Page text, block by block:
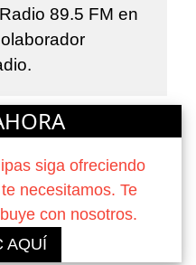
89.5 FM en
siga ofreciendo
necesitamos. Te
con nosotros.
AQUÍ